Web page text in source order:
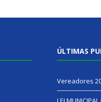
ÚLTIMAS
Vereadores